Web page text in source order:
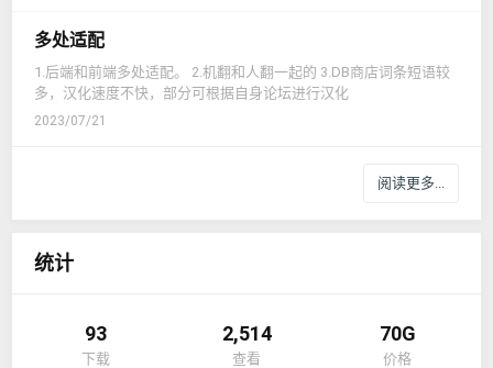
多处适配
1.后端和前端多处适配。 2.机翻和人翻一起的 3.DB商店词条短语较
多，汉化速度不快，部分可根据自身论坛进行汉化
2023/07/21
阅读更多...
统计
93
下载
2,514
查看
70G
价格